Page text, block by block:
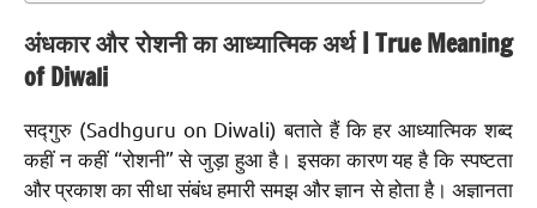
अंधकार और रोशनी का आध्यात्मिक अर्थ | True Meaning
of Diwali
सद्गुरु (Sadhguru on Diwali) बताते हैं कि हर आध्यात्मिक शब्द
कहीं न कहीं “रोशनी” से जुड़ा हुआ है। इसका कारण यह है कि स्पष्टता
और प्रकाश का सीधा संबंध हमारी समझ और ज्ञान से होता है। अज्ञानता